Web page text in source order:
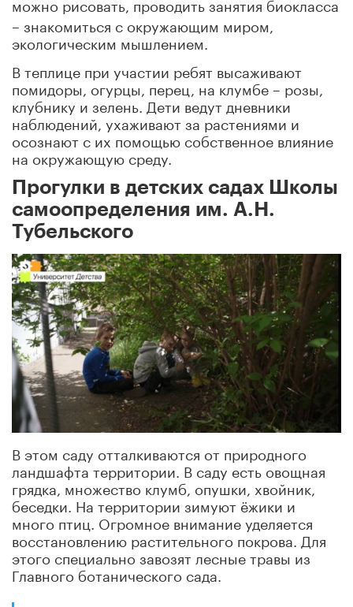
– знакомиться с окружающим миром,
экологическим мышлением.
В теплице при участии ребят высаживают
помидоры, огурцы, перец, на клумбе – розы,
клубнику и зелень. Дети ведут дневники
наблюдений, ухаживают за растениями и
осознают с их помощью собственное влияние
на окружающую среду.
Прогулки в детских садах Школы
самоопределения им. А.Н.
Тубельского
В этом саду отталкиваются от природного
ландшафта территории. В саду есть овощная
грядка, множество клумб, опушки, хвойник,
беседки. На территории зимуют ёжики и
много птиц. Огромное внимание уделяется
восстановлению растительного покрова. Для
этого специально завозят лесные травы из
Главного ботанического сада.